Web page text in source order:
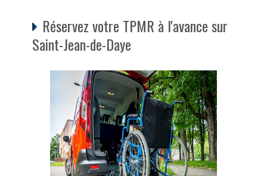
Réservez votre TPMR à l'avance sur
Saint-Jean-de-Daye